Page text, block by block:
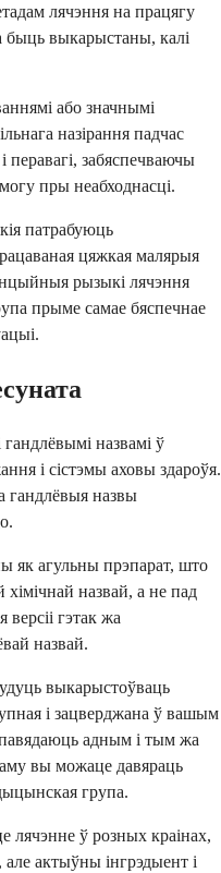
лячэння на працягу
быць выкарыстаны, калі
або значнымі
назірання падчас
перавагі, забяспечваючы
пры неабходнасці.
патрабуюць
цяжкая малярыя
рызыкі лячэння
прыме самае бяспечнае
назвамі ў
і сістэмы аховы здароўя.
гандлёвыя назвы
як агульны прэпарат, што
назвай, а не пад
гэтак жа
назвай.
выкарыстоўваць
і зацверджана ў вашым
адным і тым жа
вы можаце давяраць
група.
лячэнне ў розных краінах,
актыўны інгрэдыент і